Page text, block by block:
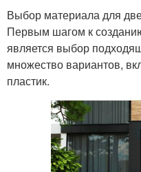
Выбор материала для
Первым шагом к
является выбор
множество вариантов,
пластик.